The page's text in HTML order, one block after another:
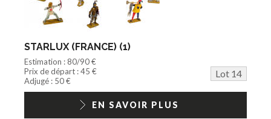
STARLUX (FRANCE) (1)
Estimation : 80/90 €
Prix de départ : 45 €
Lot 14
Adjugé : 50 €
EN SAVOIR PLUS